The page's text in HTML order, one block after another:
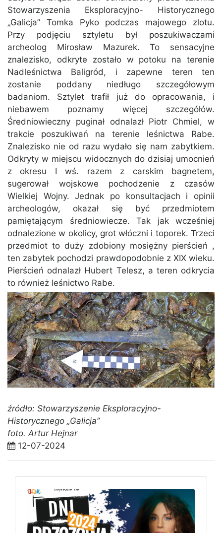
Stowarzyszenia Eksploracyjno- Historycznego
„Galicja” Tomka Pykopodczas majowego zlotu.
Przy podjęciu sztyletu był poszukiwaczami
archeolog Mirosław Mazurek. To sensacyjne
znalezisko, odkryte zostało w potoku na terenie
Nadleśnictwa Baligród, i zapewne teren ten
zostanie poddany niedługo szczegółowym
badaniom. Sztylet trafił już do opracowania, i
niebawem poznamy więcej szczegółów.
Średniowieczny puginał odnalazł Piotr Chmiel, w
trakcie poszukiwań na terenie leśnictwa Rabe.
Znalezisko nie od razu wydało się nam zabytkiem.
Odkryty w miejscu widocznych do dzisiaj umocnień
z okresu I wś. razem z carskim bagnetem,
sugerował wojskowe pochodzenie z czasów
Wielkiej Wojny. Jednak po konsultacjach i opinii
archeologów, okazał się być przedmiotem
pamiętającym średniowiecze. Tak jak wcześniej
odnalezione w okolicy, grot włóczni i toporek. Trzeci
przedmiot to duży zdobiony mosiężny pierścień ,
ten zabytek pochodzi prawdopodobnie z XIX wieku.
Pierścień odnalazł Hubert Telesz, a teren odkrycia
to również leśnictwo Rabe.
źródło: Stowarzyszenie Eksploracyjno-
Historycznego „Galicja”
foto. Artur Hejnar
12-07-2024